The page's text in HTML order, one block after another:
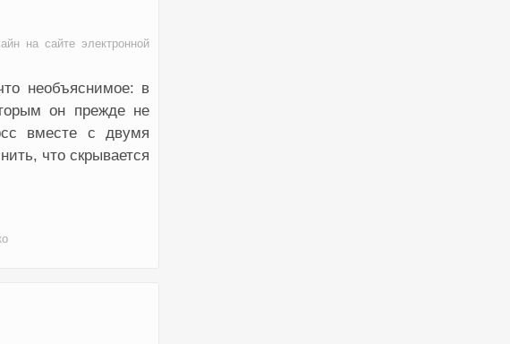
на сайте электронной
необъяснимое: в
он прежде не
вместе с двумя
что скрывается